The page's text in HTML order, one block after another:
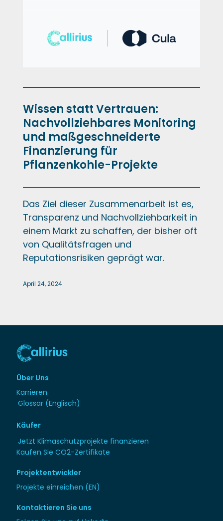
Wissen statt Vertrauen:
Nachvollziehbares Monitoring
und maßgeschneiderte
Finanzierung für
Pflanzenkohle-Projekte
April 24, 2024
Das Ziel dieser Zusammenarbeit ist es,
Transparenz und Nachvollziehbarkeit in
einem Markt zu schaffen, der bisher oft
von Qualitätsfragen und
Reputationsrisiken geprägt war.
Über Uns
Karrieren
Glossar (Englisch)
Käufer
Jetzt Klimaschutzprojekte finanzieren
Kaufen Sie CO2-Zertifikate
Projektentwickler
Projekte einreichen (EN)
Kontaktieren Sie uns